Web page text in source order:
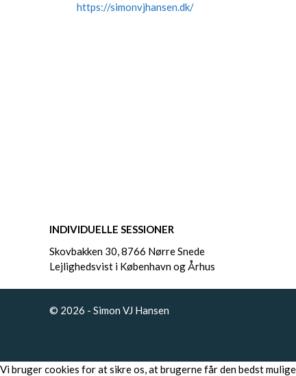
https://simonvjhansen.dk/
INDIVIDUELLE SESSIONER
Skovbakken 30, 8766 Nørre Snede
Lejlighedsvist i København og Århus
© 2026 - Simon VJ Hansen
Vi bruger cookies for at sikre os, at brugerne får den bedst